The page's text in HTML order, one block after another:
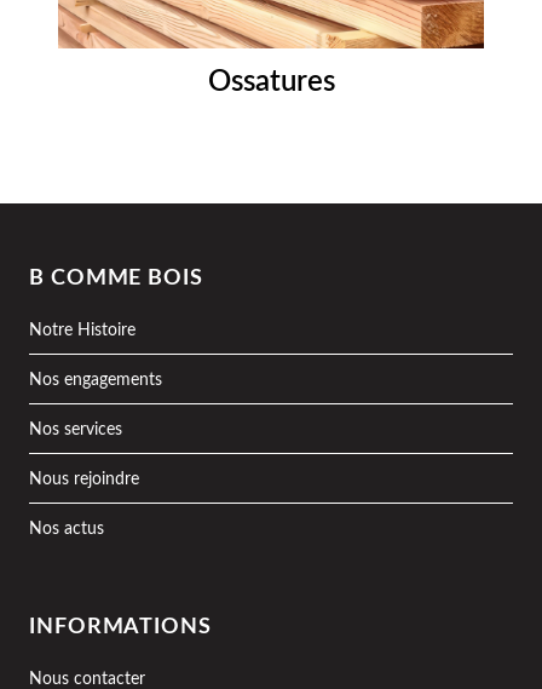
Ossatures
B COMME BOIS
Notre Histoire
Nos engagements
Nos services
Nous rejoindre
Nos actus
INFORMATIONS
Nous contacter